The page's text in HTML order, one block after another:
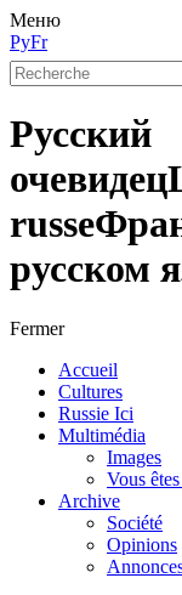
Меню
РуFr
Русский
очевидец
russe
русском
Fermer
Accueil
Cultures
Russie Ici
Multimédia
Images
Vous
Archive
Société
Opinions